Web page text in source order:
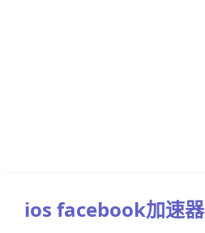
ios facebook加速器